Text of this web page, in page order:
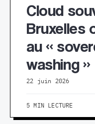
Cloud
Bruxelles
au «
washing »
22 juin 2026
5 MIN LECTURE